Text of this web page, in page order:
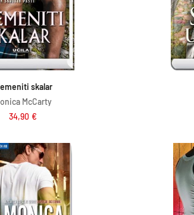
skalar
McCarty
34,90 €
Dodaj v košarico